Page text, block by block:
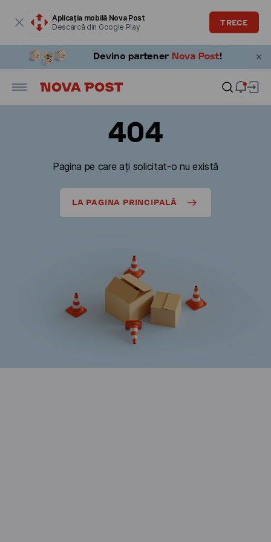
Aplicația mobilă Nova Post
Descarcă din Google Play
TRECE
404
Pagina pe care ați solicitat-o nu există
LA PAGINA PRINCIPALĂ